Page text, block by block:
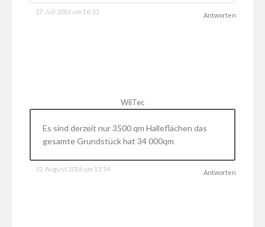
27. Juli 2016 um 16:33 Antworten
WilTec
Es sind derzeit nur 3500 qm Halleflächen das
gesamte Grundstück hat 34 000qm
22. August 2016 um 12:14 Antworten